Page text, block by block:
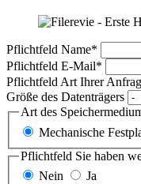
Pflichtfeld Name*
Pflichtfeld E-Mail*
Pflichtfeld Art Ihrer
Größe des Datenträgers
Art des
Mechanische
Pflichtfeld Sie haben
Nein
Ja